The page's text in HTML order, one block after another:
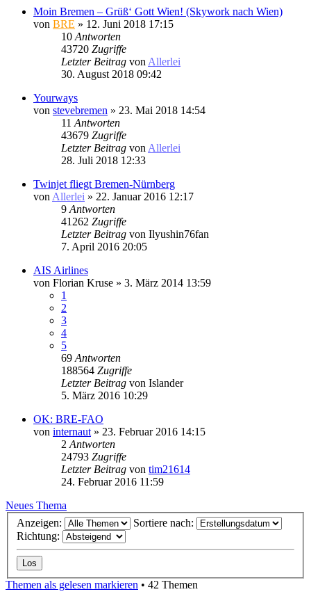
Moin Bremen – Grüß‘ Gott Wien! (Skywork nach Wien)
von BRE » 12. Juni 2018 17:15
10 Antworten
43720 Zugriffe
Letzter Beitrag von Allerlei
30. August 2018 09:42
Yourways
von stevebremen » 23. Mai 2018 14:54
11 Antworten
43679 Zugriffe
Letzter Beitrag von Allerlei
28. Juli 2018 12:33
Twinjet fliegt Bremen-Nürnberg
von Allerlei » 22. Januar 2016 12:17
9 Antworten
41262 Zugriffe
Letzter Beitrag von Ilyushin76fan
7. April 2016 20:05
AIS Airlines
von Florian Kruse » 3. März 2014 13:59
1
2
3
4
5
69 Antworten
188564 Zugriffe
Letzter Beitrag von Islander
5. März 2016 10:29
OK: BRE-FAO
von internaut » 23. Februar 2016 14:15
2 Antworten
24793 Zugriffe
Letzter Beitrag von tim21614
24. Februar 2016 11:59
Neues Thema
Anzeigen:
Sortiere nach:
Richtung:
Themen als gelesen markieren • 42 Themen